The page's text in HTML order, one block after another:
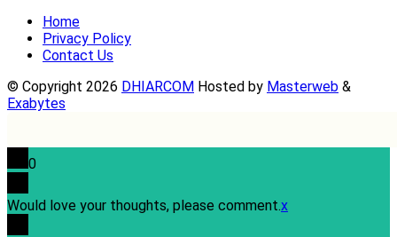
Home
Privacy Policy
Contact Us
© Copyright 2026 DHIARCOM Hosted by Masterweb &
Exabytes
0
Would love your thoughts, please comment.x